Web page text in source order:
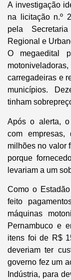
A investigação
na licitação n.º
pela
Regional e
O megaedital
carregadeiras e
municípios.
tinham
Após o alerta, o
com
milhões no valor
porque
levariam a um
Como o
feito
máquinas
Pernambuco e
itens foi de R$
deveriam ter
governo fez um
Indústria, para